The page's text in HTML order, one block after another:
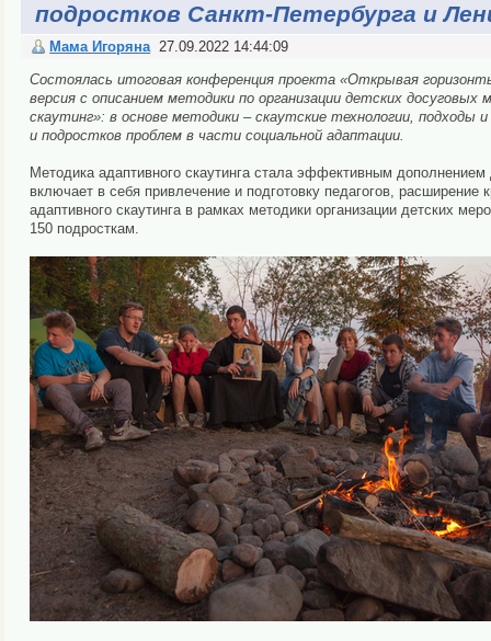
подростков Санкт-Петербурга и
Мама Игоряна 27.09.2022 14:44:09
Состоялась итоговая конференция проекта «Открывая
версия с описанием методики по организации детских
скаутинг»: в основе методики – скаутские технологии,
и подростков проблем в части социальной адаптации.
Методика адаптивного скаутинга стала эффективным
включает в себя привлечение и подготовку педагогов,
адаптивного скаутинга в рамках методики организации детских
150 подросткам.